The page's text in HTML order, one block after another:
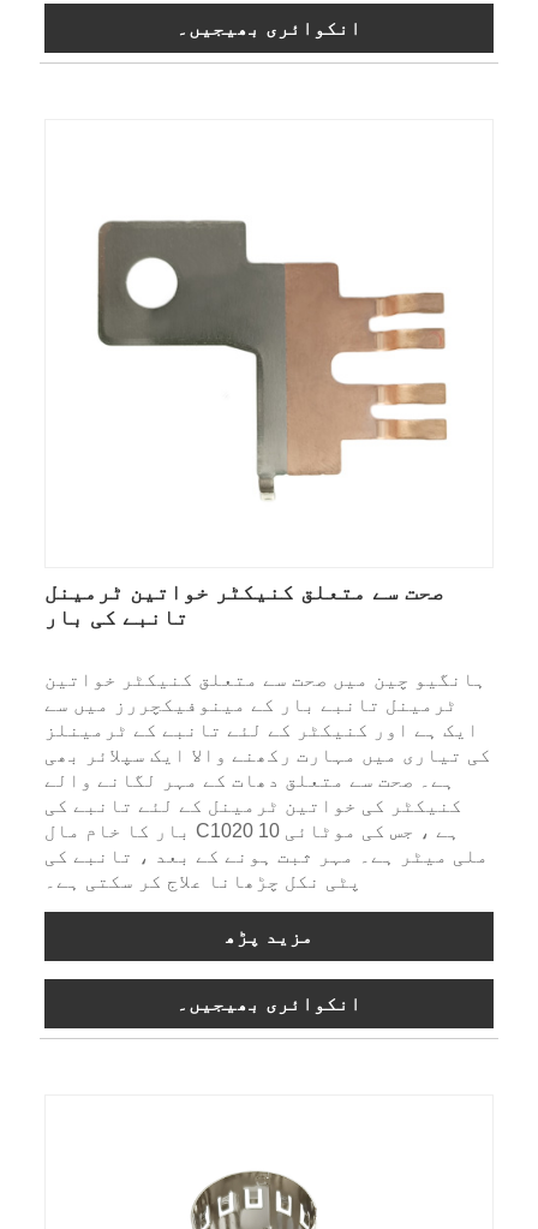
انکوائری بھیجیں۔
صحت سے متعلق کنیکٹر خواتین ٹرمینل
تانبے کی بار
ہانگیو چین میں صحت سے متعلق کنیکٹر خواتین
ٹرمینل تانبے بار کے مینوفیکچررز میں سے
ایک ہے اور کنیکٹر کے لئے تانبے کے ٹرمینلز
کی تیاری میں مہارت رکھنے والا ایک سپلائر بھی
ہے۔ صحت سے متعلق دھات کے مہر لگانے والے
کنیکٹر کی خواتین ٹرمینل کے لئے تانبے کی
بار کا خام مال C1020 ہے ، جس کی موٹائی 10
ملی میٹر ہے۔ مہر ثبت ہونے کے بعد ، تانبے کی
پٹی نکل چڑھانا علاج کر سکتی ہے۔
مزید پڑھ
انکوائری بھیجیں۔